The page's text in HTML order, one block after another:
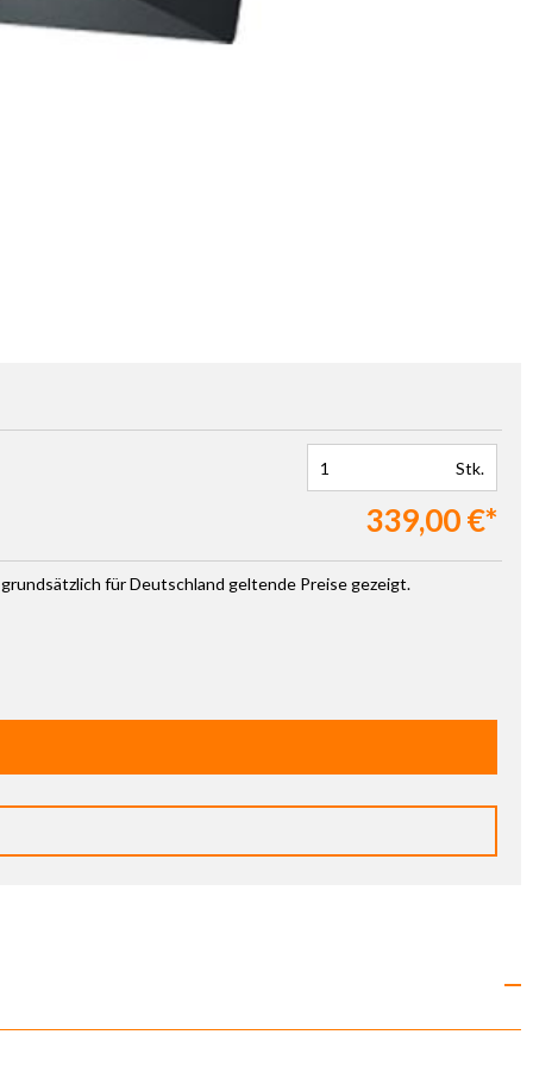
Stk.
339,00 €*
für Deutschland geltende Preise gezeigt.